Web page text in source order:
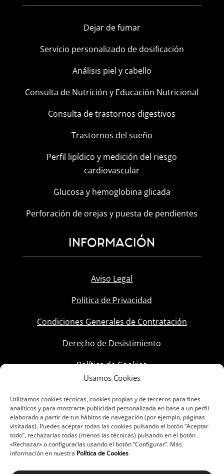
Usamos Cookies
Utilizamos cookies técnicas, cookies propias y de terceros para fines
analíticos y para mostrarte publicidad personalizada en base a un perfil
elaborado a partir de tus hábitos de navegación (por ejemplo, páginas
visitadas). Puedes aceptar todas las cookies pulsando el botón “Aceptar
todo”, rechazarlas todas (menos las técnicas) pulsando en el botón
«Rechazar» o configurarlas usando el botón “Configurar”. Más
información en nuestra Política de Cookies
Dejar de fumar
Servicio personalizado de dosificación
Análisis piel y cabello
Consulta de Nutrición y Educación Nutricional
Consulta de trastornos digestivos
Trastornos del sueño
Perfil lipídico y medición del riesgo
cardiovascular
Glucosa y hemoglobina glicada
Perforación de orejas y puesta de pendientes
INFORMACIÓN
Aviso Legal
Política de Privacidad
Condiciones Generales de Contratación
Derecho de Desistimiento
Política de Cookies